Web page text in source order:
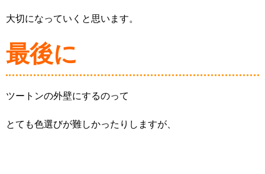
大切になっていくと思います。
最後に
ツートンの外壁にするのって
とても色選びが難しかったりしますが、